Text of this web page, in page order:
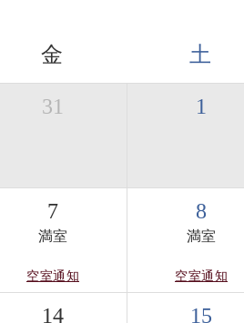
金 土
31 1
7
満室
空室通知
8
満室
空室通知
14 15